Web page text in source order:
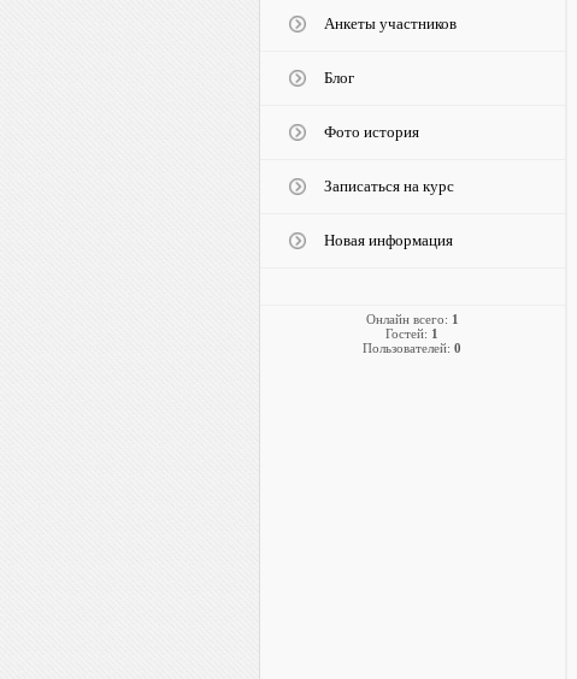
Анкеты участников
Блог
Фото история
Записаться на курс
Новая информация
Онлайн всего: 1
Гостей: 1
Пользователей: 0